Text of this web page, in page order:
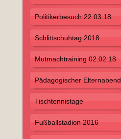
Politikerbesuch 22.03.18
Schlittschuhtag 2018
Mutmachtraining 02.02.18
Pädagogischer Elternabend
Tischtennistage
Fußballstadion 2016